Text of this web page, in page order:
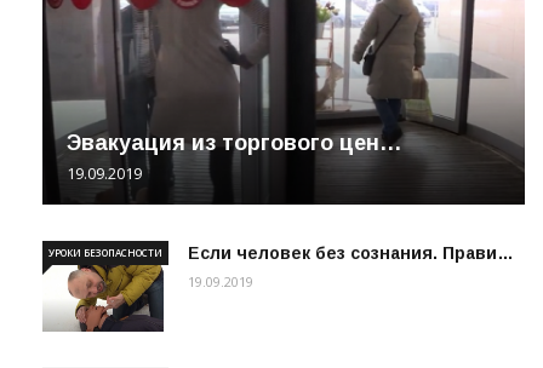
Эвакуация из торгового цен…
19.09.2019
Если человек без сознания. Прави…
УРОКИ БЕЗОПАСНОСТИ
19.09.2019